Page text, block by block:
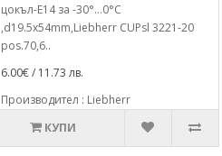
цокъл-E14 за -30°...0°C
,d19.5x54mm,Liebherr CUPsl 3221-20
pos.70,6..
6.00€ / 11.73 лв.
Производител : Liebherr
КУПИ